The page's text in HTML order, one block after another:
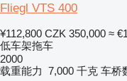
Fliegl VTS 400
¥112,800 CZK 350,000 ≈
低车架拖车
2000
载重能力 7,000 千克 车桥